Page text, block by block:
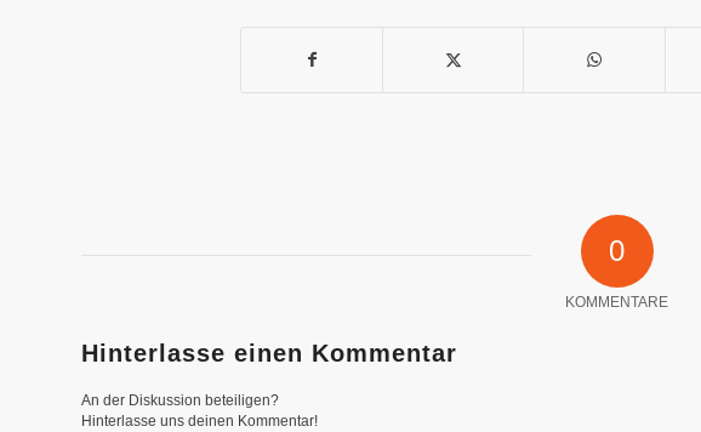
0
KOMMENTARE
Hinterlasse einen Kommentar
An der Diskussion beteiligen?
Hinterlasse uns deinen Kommentar!